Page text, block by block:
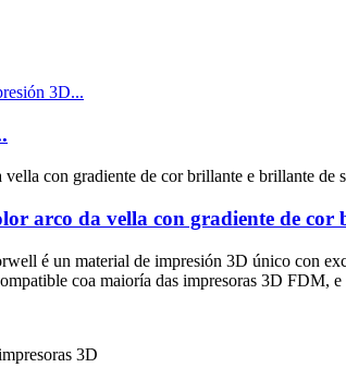
arco da vella con gradiente de cor
é un material de impresión 3D único con
coa maioría das impresoras 3D FDM,